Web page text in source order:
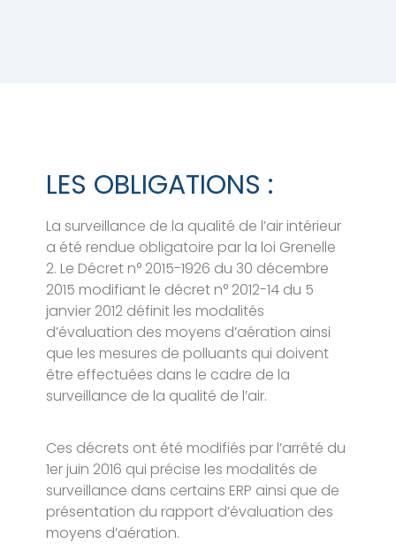
LES OBLIGATIONS :
La surveillance de la qualité de l’air intérieur
a été rendue obligatoire par la loi Grenelle
2. Le Décret n° 2015-1926 du 30 décembre
2015 modifiant le décret n° 2012-14 du 5
janvier 2012 définit les modalités
d’évaluation des moyens d’aération ainsi
que les mesures de polluants qui doivent
être effectuées dans le cadre de la
surveillance de la qualité de l’air.
Ces décrets ont été modifiés par l’arrêté du
1er juin 2016 qui précise les modalités de
surveillance dans certains ERP ainsi que de
présentation du rapport d’évaluation des
moyens d’aération.